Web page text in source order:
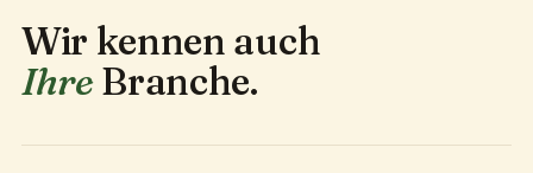
Wir kennen auch
IhreBranche.